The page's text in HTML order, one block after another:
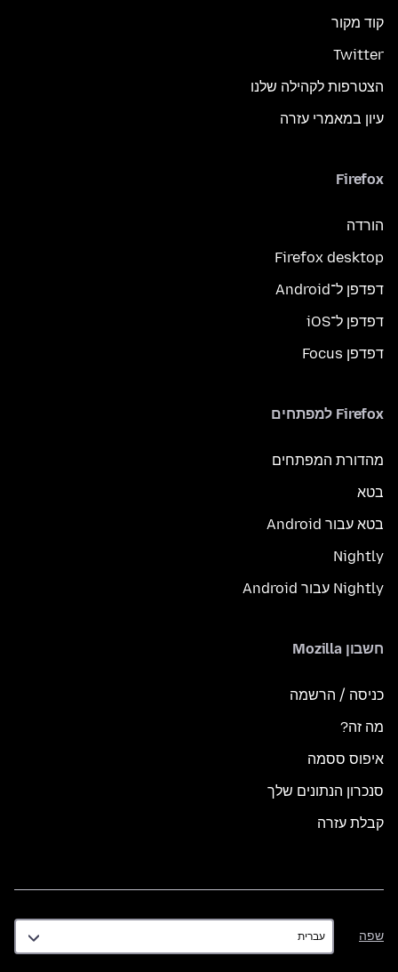
קוד מקור
Twitter
הצטרפות לקהילה שלנו
עיון במאמרי עזרה
Firefox
הורדה
Firefox desktop
דפדפן ל־Android
דפדפן ל־iOS
דפדפן Focus
Firefox למפתחים
מהדורת המפתחים
בטא
בטא עבור Android
Nightly
Nightly עבור Android
חשבון Mozilla
כניסה / הרשמה
מה זה?
איפוס ססמה
סנכרון הנתונים שלך
קבלת עזרה
שפה
שפה